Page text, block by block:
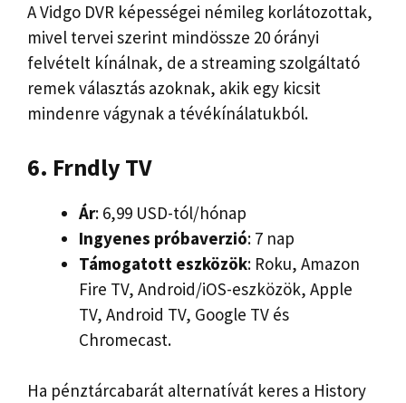
A Vidgo DVR képességei némileg korlátozottak,
mivel tervei szerint mindössze 20 órányi
felvételt kínálnak, de a streaming szolgáltató
remek választás azoknak, akik egy kicsit
mindenre vágynak a tévékínálatukból.
6. Frndly TV
Ár: 6,99 USD-tól/hónap
Ingyenes próbaverzió: 7 nap
Támogatott eszközök: Roku, Amazon
Fire TV, Android/iOS-eszközök, Apple
TV, Android TV, Google TV és
Chromecast.
Ha pénztárcabarát alternatívát keres a History